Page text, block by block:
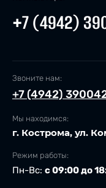
+7 (4942)
Звоните нам:
+7 (4942)
Мы находимся:
г. Кострома, ул.
Режим работы:
Пн-Вс: с 09:00 до